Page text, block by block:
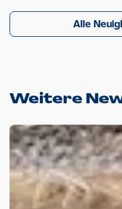
Alle
Weitere